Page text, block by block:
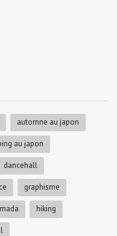
automne au japon
au japon
dancehall
graphisme
hiking